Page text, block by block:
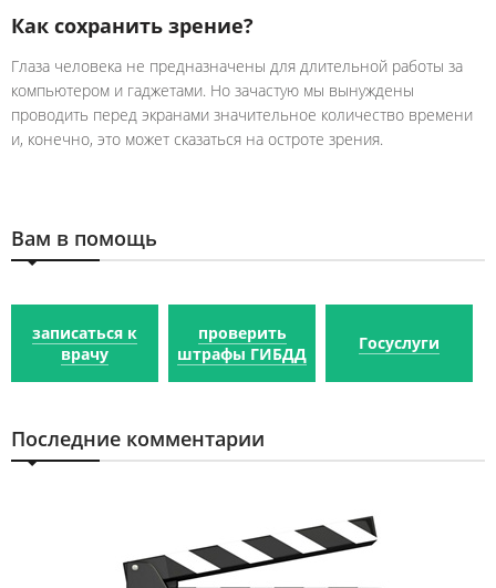
Как сохранить зрение?
Глаза человека не предназначены для длительной работы за
компьютером и гаджетами. Но зачастую мы вынуждены
проводить перед экранами значительное количество времени
и, конечно, это может сказаться на остроте зрения.
Вам в помощь
записаться к
врачу
проверить
штрафы ГИБДД
Госуслуги
Последние комментарии